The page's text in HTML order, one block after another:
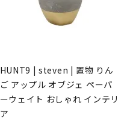
HUNT9 | steven | 置物 りん
ご アップル オブジェ ペーパ
ーウェイト おしゃれ インテリ
ア